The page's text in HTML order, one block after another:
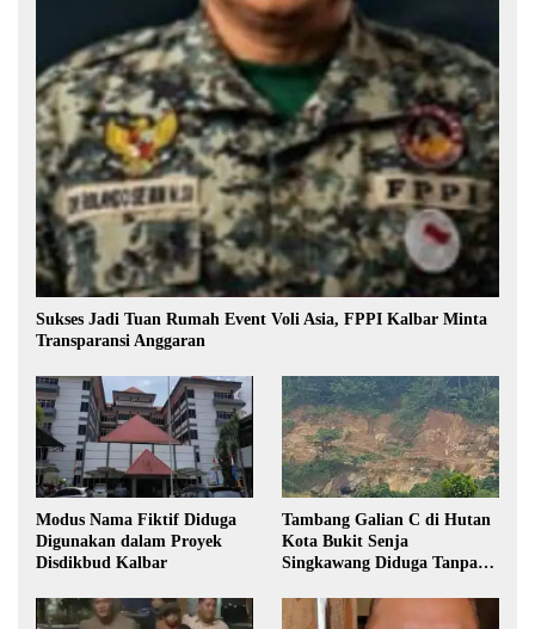
Sukses Jadi Tuan Rumah Event Voli Asia, FPPI Kalbar Minta
Transparansi Anggaran
Modus Nama Fiktif Diduga
Digunakan dalam Proyek
Disdikbud Kalbar
Tambang Galian C di Hutan
Kota Bukit Senja
Singkawang Diduga Tanpa